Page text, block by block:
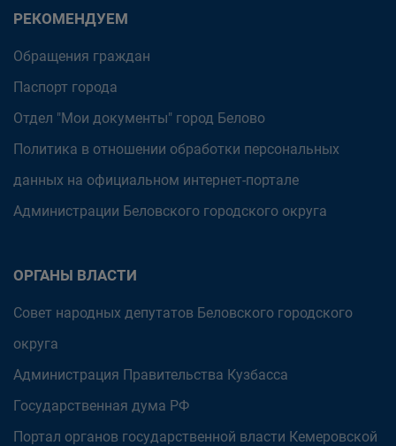
РЕКОМЕНДУЕМ
Обращения граждан
Паспорт города
Отдел "Мои документы" город Белово
Политика в отношении обработки персональных
данных на официальном интернет-портале
Администрации Беловского городского округа
ОРГАНЫ ВЛАСТИ
Совет народных депутатов Беловского городского
округа
Администрация Правительства Кузбасса
Государственная дума РФ
Портал органов государственной власти Кемеровской